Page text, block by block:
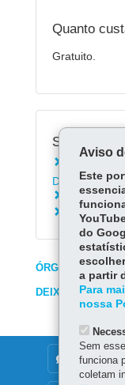
Quanto
Gratuito.
Serviços
Dengue
Vacinar-
Acessar
ÓRGÃO
DEIXE SUA
DENUNCIE
Aviso
Este
do
a partir
Para
nossa
Sem
funciona
coletam